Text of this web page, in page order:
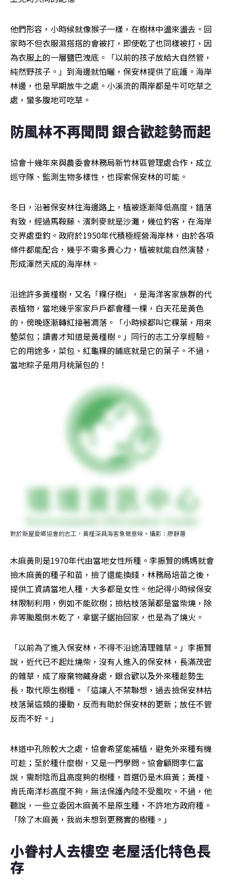
他們形容，小時候就像猴子一樣，在樹林中盪來盪去。回
家時不但衣服濕搭搭的會被打，即使乾了也同樣被打，因
為衣服上的一層鹽巴洩底。「以前的孩子放給大自然管，
純然野孩子。」到海邊就怕曬，保安林提供了庇護。海岸
林邊，也是早期放牛之處。小溪流的兩岸都是牛可吃草之
處，蠻多腹地可吃草。
防風林不再聞問 銀合歡趁勢而起
協會十幾年來與農委會林務局新竹林區管理處合作，成立
巡守隊、監測生物多樣性，也探索保安林的可能。
冬日，沿著保安林往海邊路上，植被逐漸降低高度，錯落
有致，經過馬鞍藤、濱刺麥就是沙灘，幾位釣客，在海岸
交界處垂釣。政府於1950年代積極經營海岸林，由於各項
條件都能配合，幾乎不需多費心力，植被就能自然演替，
形成渾然天成的海岸林。
沿途許多黃槿樹，又名「粿仔樹」，是海洋客家族群的代
表植物，當地幾乎家家戶戶都會種一棵，白天花是黃色
的，傍晚逐漸轉紅接著凋落。「小時候都叫它粿葉，用來
墊菜包；讀書才知道是黃槿樹。」同行的志工分享經驗。
它的用途多，菜包、紅龜粿的鋪底就是它的葉子。不過，
當地粽子是用月桃葉包的！
對於新屋愛鄉協會的志工，黃槿深具海客象徵意味。攝影：廖靜蕙
木麻黃則是1970年代由當地女性所種。李振賢的媽媽就會
撿木麻黃的種子和苗，撿了還能換錢，林務局培苗之後，
提供工資請當地人種，大多都是女性。他記得小時候保安
林限制利用，例如不能砍樹；撿枯枝落葉都是當柴燒，除
非等颱風倒木乾了，拿鋸子鋸抬回家，也是為了燒火。
「以前為了進入保安林，不得不沿途清理雜草。」李振賢
說，近代已不起灶燒柴，沒有人進入的保安林，長滿茂密
的雜草，成了廢棄物藏身處，銀合歡以及外來種趁勢生
長，取代原生樹種。「這讓人不禁聯想，過去撿保安林枯
枝落葉這類的擾動，反而有助於保安林的更新；放任不管
反而不好。」
林道中孔隙較大之處，協會希望能補植，避免外來種有機
可趁；至於種什麼樹，又是一門學問。協會顧問李仁富
說，需耐陰而且高度夠的樹種，首選仍是木麻黃；黃槿、
肯氏南洋杉高度不夠，無法保護內陸不受風吹。不過，他
聽說，一些立委因木麻黃不是原生種，不許地方政府種。
「除了木麻黃，我尚未想到更務實的樹種。」
小眷村人去樓空 老屋活化特色長
存